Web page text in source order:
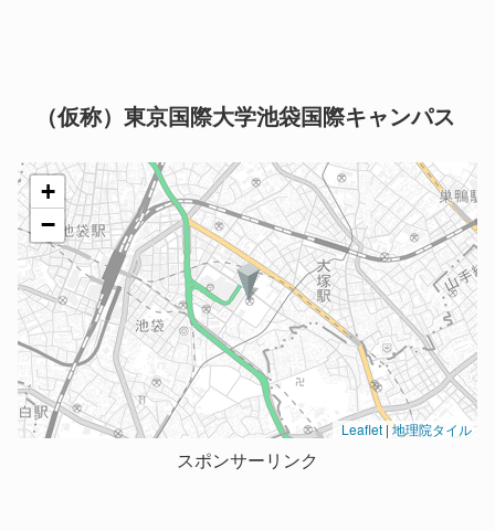
（仮称）東京国際大学池袋国際キャンパス
+
−
Leaflet | 地理院タイル
スポンサーリンク